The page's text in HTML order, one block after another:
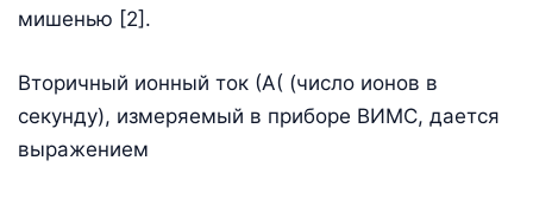
мишенью [2].
Вторичный ионный ток (А( (число ионов в
секунду), измеряемый в приборе ВИМС, дается
выражением